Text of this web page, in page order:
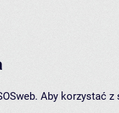
Aby korzystać